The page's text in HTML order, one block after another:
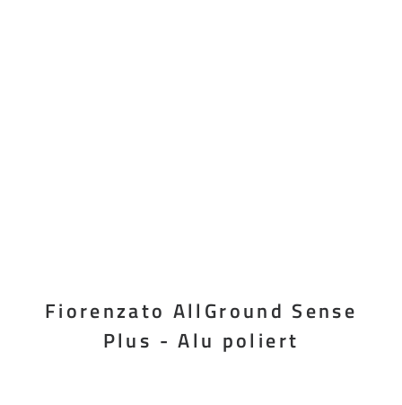
Fiorenzato AllGround Sense
Plus - Alu poliert